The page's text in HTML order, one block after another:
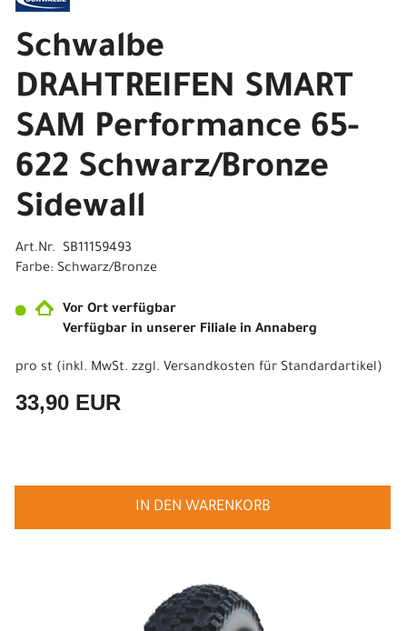
Schwalbe
DRAHTREIFEN SMART
SAM Performance 65-
622 Schwarz/Bronze
Sidewall
Art.Nr. SB11159493
Farbe: Schwarz/Bronze
Vor Ort verfügbar
Verfügbar in unserer Filiale in Annaberg
pro st (inkl. MwSt. zzgl. Versandkosten für Standardartikel)
33,90 EUR
IN DEN WARENKORB